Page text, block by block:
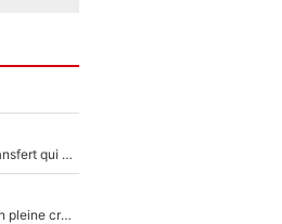
Paul Seixas chez UAE avec Tadej Pogacar : Le transfert qui effraie le peloton, «c’est la pire des choses qui puisse arriver»
Grégory Lorenzi doit renoncer à cinq signatures en pleine crise financière : L’IA propose sept noms à l’OM pour un mercato réussi... à seulement 5M€ !